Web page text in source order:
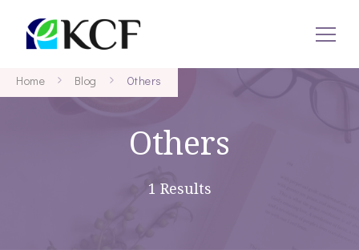
KCF
Home Blog Others
Others
1 Results